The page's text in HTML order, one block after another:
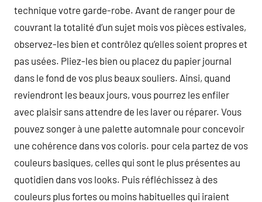
technique votre garde-robe. Avant de ranger pour de
couvrant la totalité d’un sujet mois vos pièces estivales,
observez-les bien et contrôlez qu’elles soient propres et
pas usées. Pliez-les bien ou placez du papier journal
dans le fond de vos plus beaux souliers. Ainsi, quand
reviendront les beaux jours, vous pourrez les enfiler
avec plaisir sans attendre de les laver ou réparer. Vous
pouvez songer à une palette automnale pour concevoir
une cohérence dans vos coloris. pour cela partez de vos
couleurs basiques, celles qui sont le plus présentes au
quotidien dans vos looks. Puis réfléchissez à des
couleurs plus fortes ou moins habituelles qui iraient